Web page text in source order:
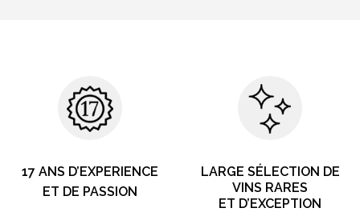
17 ANS D’EXPERIENCE
ET DE PASSION
LARGE SÉLECTION DE
VINS RARES
ET D’EXCEPTION